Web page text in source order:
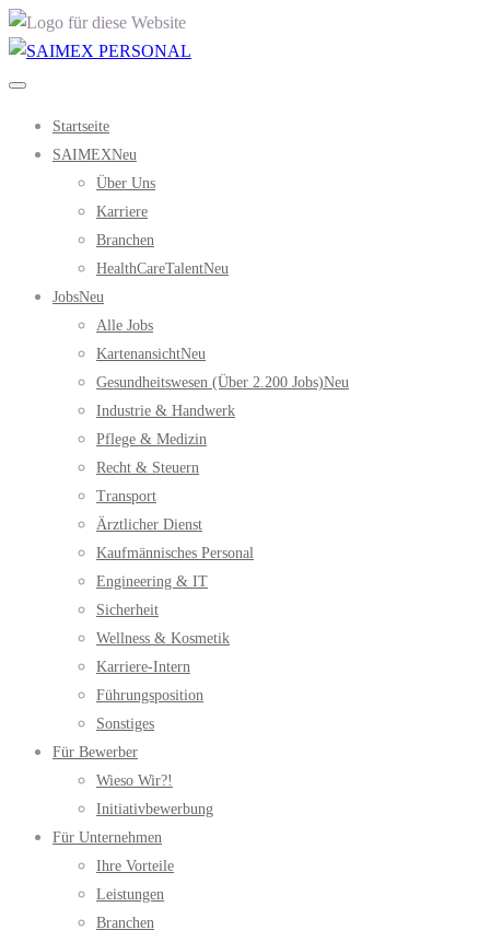
Startseite
SAIMEXNeu
Über Uns
Karriere
Branchen
HealthCareTalentNeu
JobsNeu
Alle Jobs
KartenansichtNeu
Gesundheitswesen (über 2.200 Jobs)Neu
Industrie & Handwerk
Pflege & Medizin
Recht & Steuern
Transport
Ärztlicher Dienst
Kaufmännisches Personal
Engineering & IT
Sicherheit
Wellness & Kosmetik
Karriere-Intern
Führungsposition
Sonstiges
Für Bewerber
Wieso Wir?!
Initiativbewerbung
Für Unternehmen
Ihre Vorteile
Leistungen
Branchen